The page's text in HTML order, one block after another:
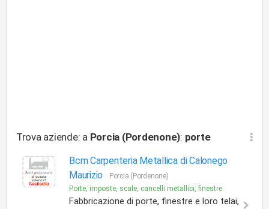
Trova aziende: a Porcia (Pordenone): porte
Bcm Carpenteria Metallica di Calonego
Maurizio
Porcia (Pordenone)
Porte, imposte, scale, cancelli metallici, finestre
Fabbricazione di porte, finestre e loro telai,